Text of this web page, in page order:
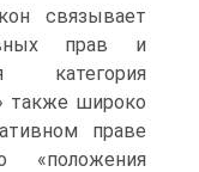
связывает
прав и
категория
также широко
праве
«положения